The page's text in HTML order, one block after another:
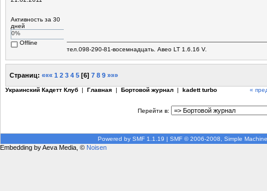
Активность за 30
дней
0%
Offline
тел.098-290-81-восемнадцать. Авео LT 1.6.16 V.
Страниц: ««« 1 2 3 4 5 [6] 7 8 9 »»»
Украинский Кадетт Клуб | Главная | Бортовой журнал | kadett turbo «
Перейти в:
Powered by SMF 1.1.19 | SMF © 2006-2008, Simple
Embedding by Aeva Media, © Noisen